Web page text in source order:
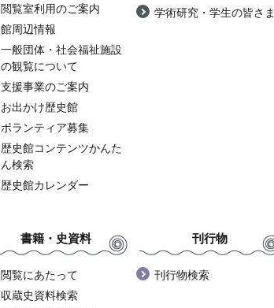
閲覧室利用のご案内
館周辺情報
一般団体・社会福祉施設
の観覧について
支援事業のご案内
お出かけ歴史館
ボランティア募集
歴史館コンテンツかんた
ん検索
歴史館カレンダー
学術研究・学生の皆さま
書籍・史資料
閲覧にあたって
収蔵史資料検索
刊行物
刊行物検索